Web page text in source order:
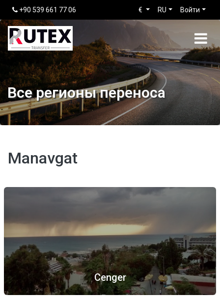
+90 539 661 77 06 Войти
RU
€
Все регионы переноса
Manavgat
Cenger